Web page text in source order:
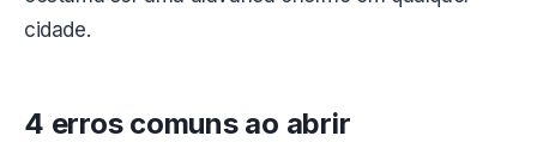
cidade.
4 erros comuns ao abrir